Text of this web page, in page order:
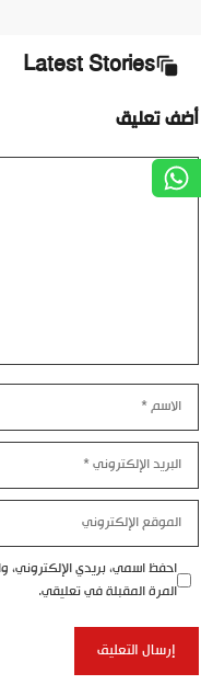
Latest Stories
أضف تعليق
تعليق
الاسم
البريد
الإلكتروني
الموقع
الإلكتروني
احفظ اسمي، بريدي
المرة المقبلة في تعليقي.